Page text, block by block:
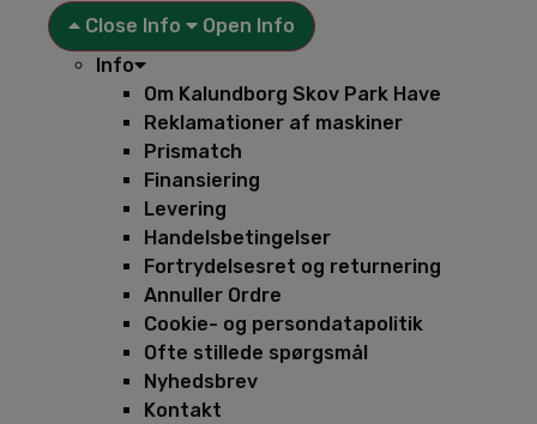
Close Info
Open Info
Info
Om Kalundborg Skov Park Have
Reklamationer af maskiner
Prismatch
Finansiering
Levering
Handelsbetingelser
Fortrydelsesret og returnering
Annuller Ordre
Cookie- og persondatapolitik
Ofte stillede spørgsmål
Nyhedsbrev
Kontakt